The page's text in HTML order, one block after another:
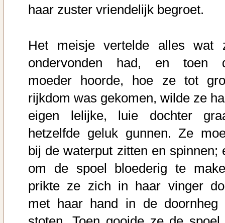
haar zuster vriendelijk begroet.
Het meisje vertelde alles wat
ondervonden had, en toen
moeder hoorde, hoe ze tot
rijkdom was gekomen, wilde ze
eigen lelijke, luie dochter
hetzelfde geluk gunnen. Ze
bij de waterput zitten en spinnen;
om de spoel bloederig te
prikte ze zich in haar vinger
met haar hand in de doornheg